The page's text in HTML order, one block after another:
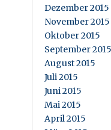
Dezember 2015
November 2015
Oktober 2015
September 2015
August 2015
Juli 2015
Juni 2015
Mai 2015
April 2015